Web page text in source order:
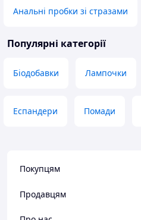
Анальні пробки зі стразами
Популярні категорії
Біодобавки Лампочки
Еспандери Помади
Покупцям
Продавцям